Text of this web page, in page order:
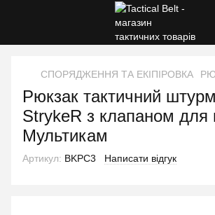
СПОРЯДЖЕННЯ ТА ЕКІПІРОВКА
Рюкзак тактичний
StrykeR з клапаном
Мультикам
Артикул: BKPC3 Написати відгук